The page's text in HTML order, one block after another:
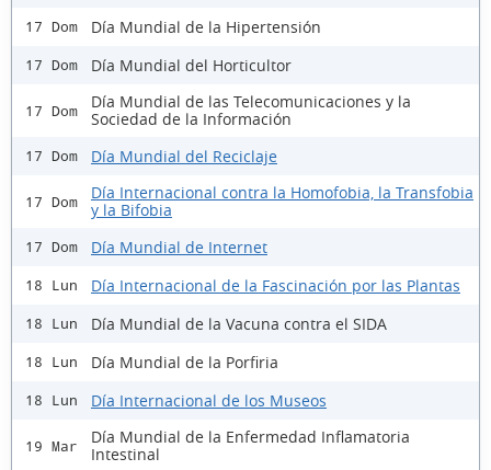
17 Dom Día Mundial de la Hipertensión
17 Dom Día Mundial del Horticultor
17 Dom
Día Mundial de las Telecomunicaciones y la
Sociedad de la Información
17 Dom Día Mundial del Reciclaje
17 Dom
Día Internacional contra la Homofobia, la Transfobia
y la Bifobia
17 Dom Día Mundial de Internet
18 Lun Día Internacional de la Fascinación por las Plantas
18 Lun Día Mundial de la Vacuna contra el SIDA
18 Lun Día Mundial de la Porfiria
18 Lun Día Internacional de los Museos
19 Mar
Día Mundial de la Enfermedad Inflamatoria
Intestinal